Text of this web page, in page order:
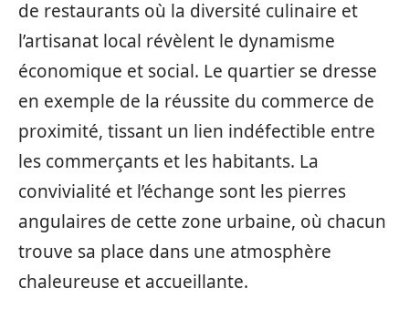
de restaurants où la diversité culinaire et
l’artisanat local révèlent le dynamisme
économique et social. Le quartier se dresse
en exemple de la réussite du commerce de
proximité, tissant un lien indéfectible entre
les commerçants et les habitants. La
convivialité et l’échange sont les pierres
angulaires de cette zone urbaine, où chacun
trouve sa place dans une atmosphère
chaleureuse et accueillante.